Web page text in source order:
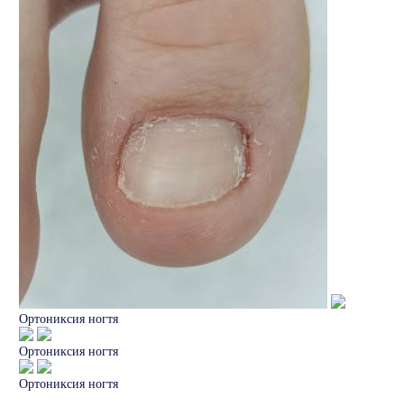
Ортониксия ногтя
Ортониксия ногтя
Ортониксия ногтя